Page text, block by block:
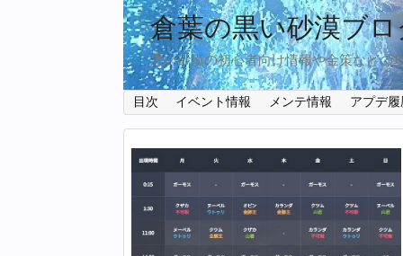
倉葉の黒い砂漠ブロ
黒い砂漠の初心者向け情報や金策などの
目次 イベント情報 メンテ情報 アプデ履